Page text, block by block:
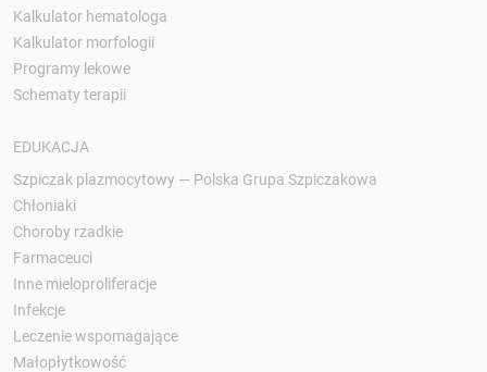
Kalkulator hematologa
Kalkulator morfologii
Programy lekowe
Schematy terapii
EDUKACJA
Szpiczak plazmocytowy — Polska Grupa Szpiczakowa
Chłoniaki
Choroby rzadkie
Farmaceuci
Inne mieloproliferacje
Infekcje
Leczenie wspomagające
Małopłytkowość